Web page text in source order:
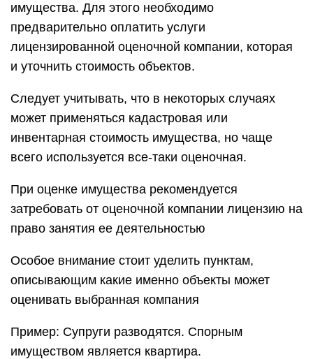
имущества. Для этого необходимо
предварительно оплатить услуги
лицензированной оценочной компании, которая
и уточнить стоимость объектов.
Следует учитывать, что в некоторых случаях
может применяться кадастровая или
инвентарная стоимость имущества, но чаще
всего используется все-таки оценочная.
При оценке имущества рекомендуется
затребовать от оценочной компании лицензию на
право занятия ее деятельностью
Особое внимание стоит уделить пунктам,
описывающим какие именно объекты может
оценивать выбранная компания
Пример: Супруги разводятся. Спорным
имуществом является квартира.